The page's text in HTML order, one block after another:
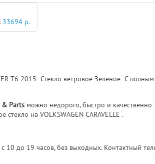
33694 р.
T6 2015- Стекло ветровое Зеленое -С полным
& Parts можно недорого, быстро и качественно
на VOLKSWAGEN CARAVELLE .
10 до 19 часов, без выходных. Контактный